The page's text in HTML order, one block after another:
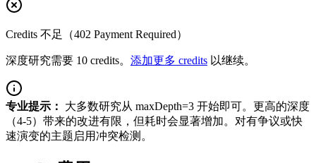
Credits 不足（402 Payment Required）
深度研究需要 10 credits。 添加更多 credits 以继续。
专业提示：
大多数研究从 maxDepth=3 开始即可。更高的深度
（4-5）带来的改进有限，但耗时会显著增加。对有争议或快
速演变的主题启用冲突检测。